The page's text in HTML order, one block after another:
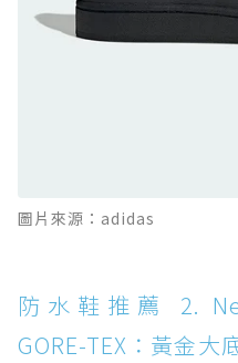
防水鞋推薦 11.
感軟彈、搭載
Boot：馬汀首款雨
防水鞋推薦 14.
WATERPROOF：
異大底與全防水厚
圖片來源：adidas
防水鞋推薦 2.
GORE-TEX：黃金大